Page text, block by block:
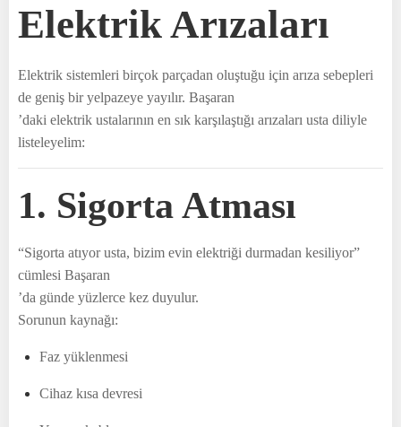
Elektrik Arızaları
Elektrik sistemleri birçok parçadan oluştuğu için arıza sebepleri
de geniş bir yelpazeye yayılır. Başaran
’daki elektrik ustalarının en sık karşılaştığı arızaları usta diliyle
listeleyelim:
1. Sigorta Atması
“Sigorta atıyor usta, bizim evin elektriği durmadan kesiliyor”
cümlesi Başaran
’da günde yüzlerce kez duyulur.
Sorunun kaynağı:
Faz yüklenmesi
Cihaz kısa devresi